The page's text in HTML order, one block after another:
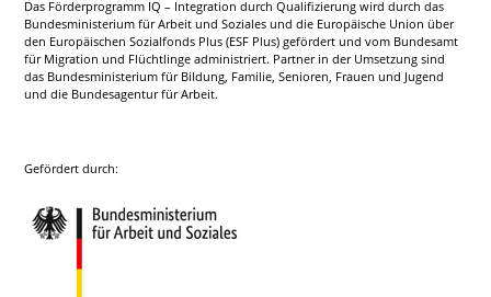
Das Förderprogramm IQ – Integration durch Qualifizierung wird durch das
Bundesministerium für Arbeit und Soziales und die Europäische Union über
den Europäischen Sozialfonds Plus (ESF Plus) gefördert und vom Bundesamt
für Migration und Flüchtlinge administriert. Partner in der Umsetzung sind
das Bundesministerium für Bildung, Familie, Senioren, Frauen und Jugend
und die Bundesagentur für Arbeit.
Gefördert durch: